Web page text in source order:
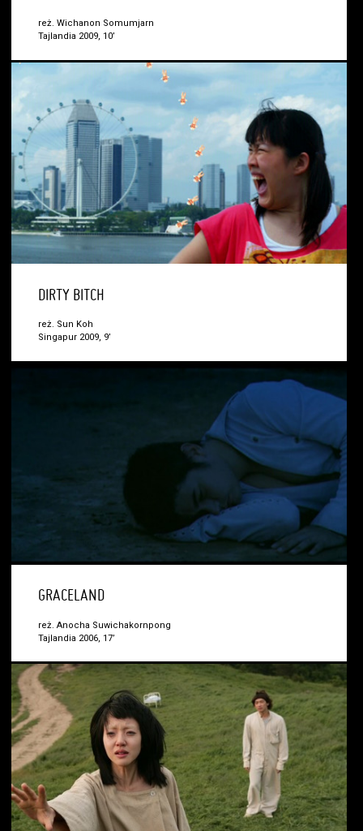
reż. Wichanon Somumjarn
Tajlandia 2009, 10’
DIRTY BITCH
reż. Sun Koh
Singapur 2009, 9’
GRACELAND
reż. Anocha Suwichakornpong
Tajlandia 2006, 17’